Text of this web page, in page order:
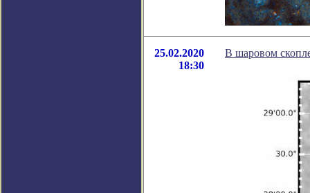
25.02.2020
18:30
В шаровом